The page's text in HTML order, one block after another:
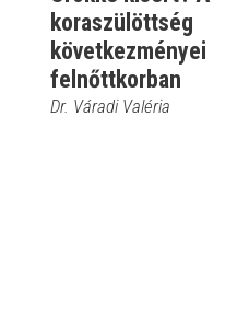
koraszülöttség
következményei
felnőttkorban
Dr. Váradi Valéria